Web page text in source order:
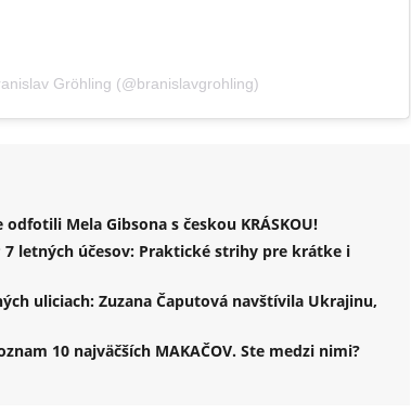
Gröhling (@branislavgrohling)
odfotili Mela Gibsona s českou KRÁSKOU!
letných účesov: Praktické strihy pre krátke i
uliciach: Zuzana Čaputová navštívila Ukrajinu,
10 najväčších MAKAČOV. Ste medzi nimi?